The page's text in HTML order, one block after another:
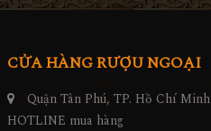
CỬA HÀNG RƯỢU NGOẠI
Quận Tân Phú, TP. Hồ Chí Minh
HOTLINE mua hàng